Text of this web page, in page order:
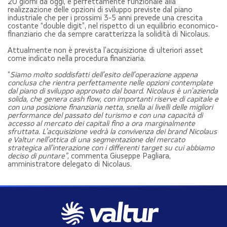
20 giorni da oggi, è perfettamente funzionale alla
realizzazione delle opzioni di sviluppo previste dal piano
industriale che per i prossimi 3-5 anni prevede una crescita
costante “double digit”, nel rispetto di un equilibrio economico-
finanziario che da sempre caratterizza la solidità di Nicolaus.
Attualmente non è prevista l’acquisizione di ulteriori asset
come indicato nella procedura finanziaria.
“Siamo molto soddisfatti dell’esito dell’operazione appena
conclusa che rientra perfettamente nelle opzioni contemplate
dal piano di sviluppo approvato dal board. Nicolaus è un’azienda
solida, che genera cash flow, con importanti riserve di capitale e
con una posizione finanziaria netta, snella ai livelli delle migliori
performance del passato del turismo e con una capacità di
accesso al mercato dei capitali fino a ora marginalmente
sfruttata. L’acquisizione vedrà la convivenza dei brand Nicolaus
e Valtur nell’ottica di una segmentazione del mercato
strategica all’interazione con i differenti target su cui abbiamo
deciso di puntare”, commenta Giuseppe Pagliara,
amministratore delegato di Nicolaus.